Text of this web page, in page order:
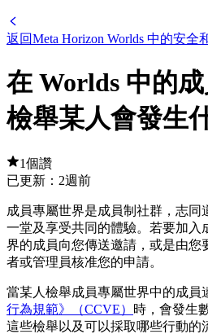
返回Meta Horizon Worlds 中的安全
在 Worlds 中的
檢舉某人會發生
1個讚
已更新： 2週前
成員專屬世界是成員制社群，志同
一堂及享受共同的體驗。若要加入
界的成員向您傳送邀請，或是由您
者或管理員核准您的申請。
當某人檢舉成員專屬世界中的成員
行為規範》（CCVE） 時，會發生
這些檢舉以及可以採取哪些行動的